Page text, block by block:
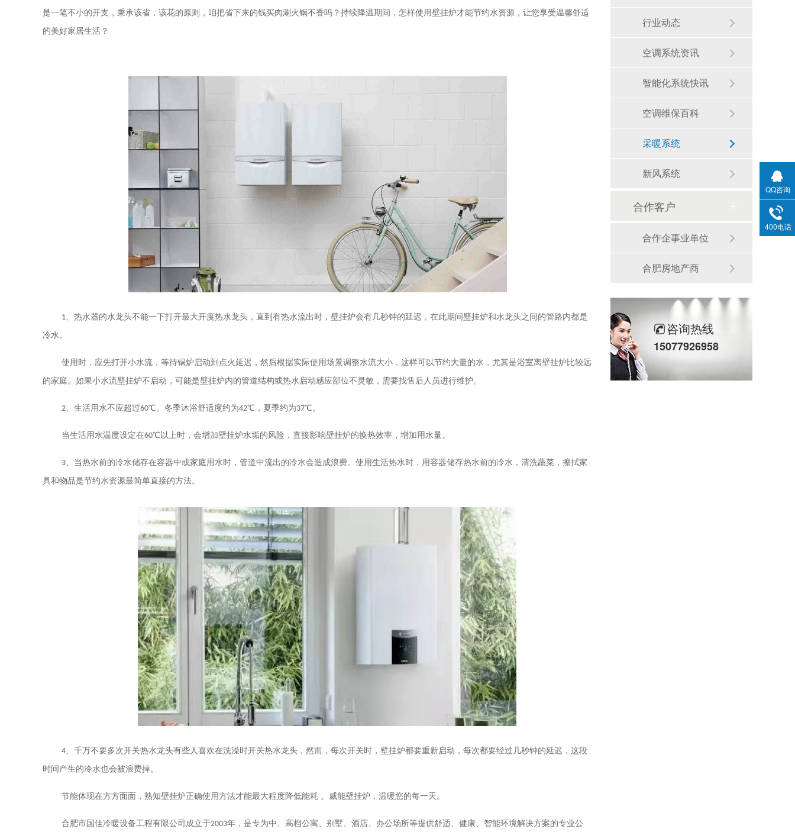
是一笔不小的开支，秉承该省，该花的原则，咱把省下来的钱买肉涮火锅不香吗？持续降温期间，怎样使用壁挂炉才能节约水资源，让您享受温馨舒适
的美好家居生活？
1、热水器的水龙头不能一下打开最大开度热水龙头，直到有热水流出时，壁挂炉会有几秒钟的延迟，在此期间壁挂炉和水龙头之间的管路内都是
冷水。
使用时，应先打开小水流，等待锅炉启动到点火延迟，然后根据实际使用场景调整水流大小，这样可以节约大量的水，尤其是浴室离壁挂炉比较远
的家庭。如果小水流壁挂炉不启动，可能是壁挂炉内的管道结构或热水启动感应部位不灵敏，需要找售后人员进行维护。
2、生活用水不应超过60℃。冬季沐浴舒适度约为42℃，夏季约为37℃。
当生活用水温度设定在60℃以上时，会增加壁挂炉水垢的风险，直接影响壁挂炉的换热效率，增加用水量。
3、当热水前的冷水储存在容器中或家庭用水时，管道中流出的冷水会造成浪费。使用生活热水时，用容器储存热水前的冷水，清洗蔬菜，擦拭家
具和物品是节约水资源最简单直接的方法。
4、千万不要多次开关热水龙头有些人喜欢在洗澡时开关热水龙头，然而，每次开关时，壁挂炉都要重新启动，每次都要经过几秒钟的延迟，这段
时间产生的冷水也会被浪费掉。
节能体现在方方面面 ， 熟知壁挂炉正确使用方法才能最大程度降低能耗 。威能壁挂炉，温暖您的每一天。
合肥市国佳冷暖设备工程有限公司成立于2003年，是专为中、高档公寓、别墅、酒店、办公场所等提供舒适、健康、智能环境解决方案的专业公
行业动态
空调系统资讯
智能化系统快讯
空调维保百科
采暖系统
新风系统
合作客户
合作企事业单位
合肥房地产商
咨询热线
15077926958
QQ咨询
400电话